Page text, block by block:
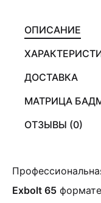
ОПИСАНИЕ
ДОСТАВКА
МАТРИЦА
ОТЗЫВЫ (0)
Exbolt 65